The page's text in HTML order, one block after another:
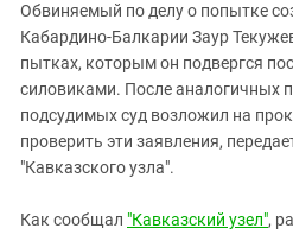
Северная Осетия - Алания
СКФО
Чечня
Южная Осетия
Южный Кавказ
Обвиняемый по делу о попытке
Кабардино-Балкарии Заур
пытках, которым он подвергся
силовиками. После аналогичных
подсудимых суд возложил на
проверить эти заявления,
"Кавказского узла".
Как сообщал "Кавказский узел",